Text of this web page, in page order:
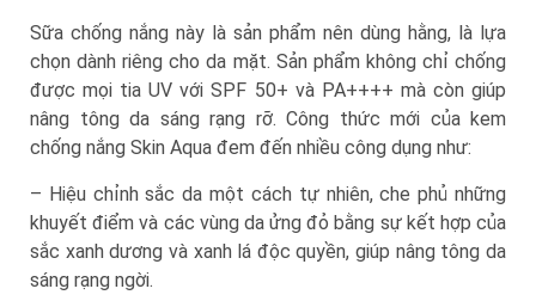
Sữa chống nắng này là sản phẩm nên dùng hằng, là lựa
chọn dành riêng cho da mặt. Sản phẩm không chỉ chống
được mọi tia UV với SPF 50+ và PA++++ mà còn giúp
nâng tông da sáng rạng rỡ. Công thức mới của kem
chống nắng Skin Aqua đem đến nhiều công dụng như:
– Hiệu chỉnh sắc da một cách tự nhiên, che phủ những
khuyết điểm và các vùng da ửng đỏ bằng sự kết hợp của
sắc xanh dương và xanh lá độc quyền, giúp nâng tông da
sáng rạng ngời.